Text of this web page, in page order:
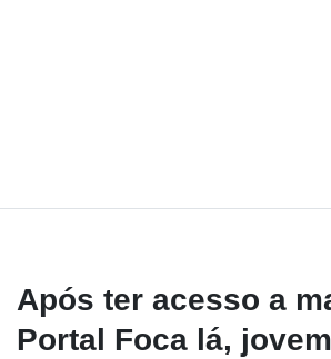
Após ter acesso a
Portal Foca lá,